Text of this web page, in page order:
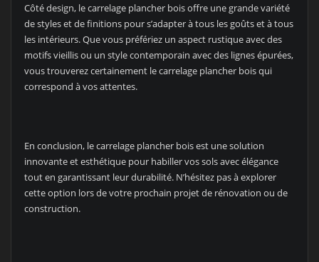
Côté design, le carrelage plancher bois offre une grande variété
de styles et de finitions pour s’adapter à tous les goûts et à tous
les intérieurs. Que vous préfériez un aspect rustique avec des
motifs vieillis ou un style contemporain avec des lignes épurées,
vous trouverez certainement le carrelage plancher bois qui
correspond à vos attentes.
En conclusion, le carrelage plancher bois est une solution
innovante et esthétique pour habiller vos sols avec élégance
tout en garantissant leur durabilité. N’hésitez pas à explorer
cette option lors de votre prochain projet de rénovation ou de
construction.